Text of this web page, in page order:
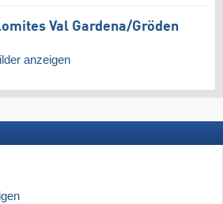
Val Gardena/​Gröden
anzeigen